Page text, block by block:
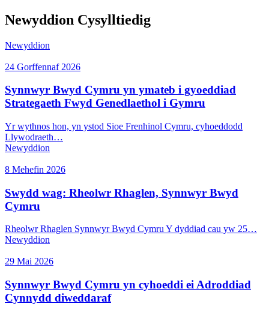
Newyddion Cysylltiedig
Newyddion
24 Gorffennaf 2026
Synnwyr Bwyd Cymru yn ymateb i gyoeddiad
Strategaeth Fwyd Genedlaethol i Gymru
Yr wythnos hon, yn ystod Sioe Frenhinol Cymru, cyhoeddodd
Llywodraeth…
Newyddion
8 Mehefin 2026
Swydd wag: Rheolwr Rhaglen, Synnwyr Bwyd
Cymru
Rheolwr Rhaglen Synnwyr Bwyd Cymru Y dyddiad cau yw 25…
Newyddion
29 Mai 2026
Synnwyr Bwyd Cymru yn cyhoeddi ei Adroddiad
Cynnydd diweddaraf